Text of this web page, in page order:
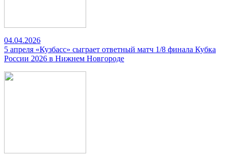
04.04.2026
5 апреля «Кузбасс» сыграет ответный матч 1/8 финала Кубка
России 2026 в Нижнем Новгороде